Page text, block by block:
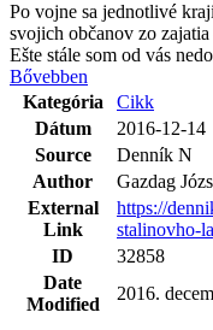
Po vojne sa jednotlivé
svojich občanov zo
Ešte stále som od vás
Bővebben
Kategória
Cikk
Dátum
2016-12-14
Source
Denník N
Author
Gazdag
External
Link
https://
stalinovho-
ID
32858
Date
Modified
2016.